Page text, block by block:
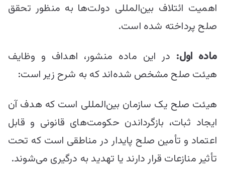
اهمیت ائتلاف بین‌المللی دولت‌ها به منظور تحقق
صلح پرداخته شده است.
ماده اول: در این ماده منشور، اهداف و وظایف
هیئت صلح مشخص شده‌اند که به شرح زیر است:
هیئت صلح یک سازمان بین‌المللی است که هدف آن
ایجاد ثبات، بازگرداندن حکومت‌های قانونی و قابل
اعتماد و تأمین صلح پایدار در مناطقی است که تحت
تأثیر منازعات قرار دارند یا تهدید به درگیری می‌شوند.